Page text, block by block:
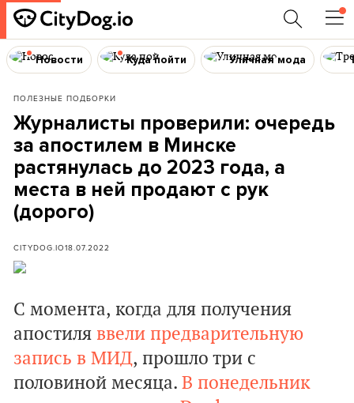
Новости Куда пойти Уличная мода
ПОЛЕЗНЫЕ ПОДБОРКИ
Журналисты проверили: очередь
за апостилем в Минске
растянулась до 2023 года, а
места в ней продают с рук
(дорого)
CITYDOG.IO18.07.2022
С момента, когда для получения
апостиля ввели предварительную
запись в МИД, прошло три с
половиной месяца. В понедельник